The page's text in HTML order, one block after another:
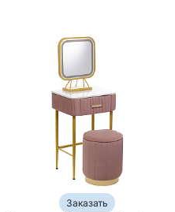
Заказать